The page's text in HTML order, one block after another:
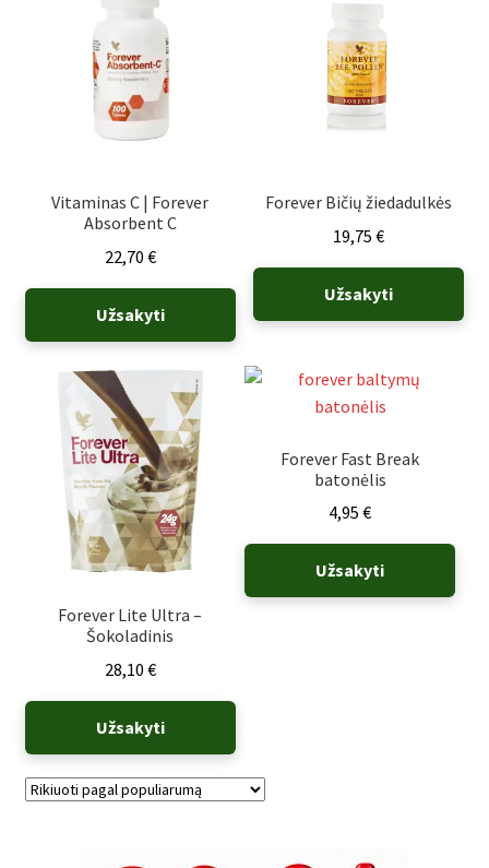
Vitaminas C | Forever
Absorbent C
22,70 €
Užsakyti
Forever Bičių žiedadulkės
19,75€
Užsakyti
Forever Lite Ultra –
Šokoladinis
28,10 €
Užsakyti
Forever Fast Break
batonėlis
4,95€
Užsakyti